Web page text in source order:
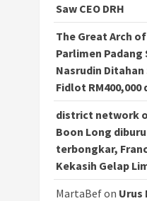
Saw CEO DRH
The Great Arch
Parlimen Padang
Nasrudin
Fidlot RM400,000
district network
Boon Long
terbongkar,
Kekasih Gelap
MartaBefon Urus